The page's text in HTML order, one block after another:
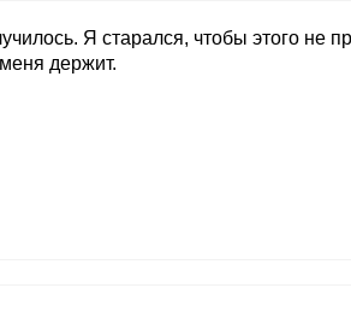
Я старался, чтобы этого не
держит.